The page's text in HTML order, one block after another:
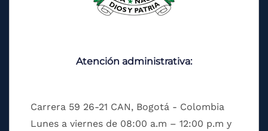
Atención administrativa:
Carrera 59 26-21 CAN, Bogotá - Colombia
Lunes a viernes de 08:00 a.m – 12:00 p.m y